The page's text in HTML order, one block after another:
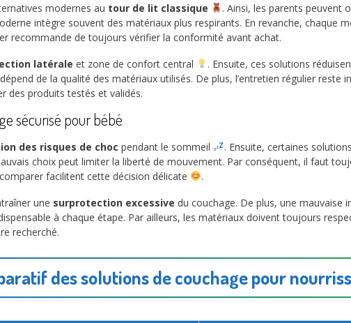
modernes au tour de lit classique
. Ainsi, les parents peuvent
intègre souvent des matériaux plus respirants. En revanche, chaque
recommande de toujours vérifier la conformité avant achat.
latérale et zone de confort central
. Ensuite, ces solutions
de la qualité des matériaux utilisés. De plus, l’entretien régulier reste
des produits testés et validés.
sécurisé pour bébé
des risques de choc pendant le sommeil . Ensuite, certaines
choix peut limiter la liberté de mouvement. Par conséquent, il faut
facilitent cette décision délicate
.
une surprotection excessive du couchage. De plus, une mauvaise
à chaque étape. Par ailleurs, les matériaux doivent toujours
recherché.
des solutions de couchage pour